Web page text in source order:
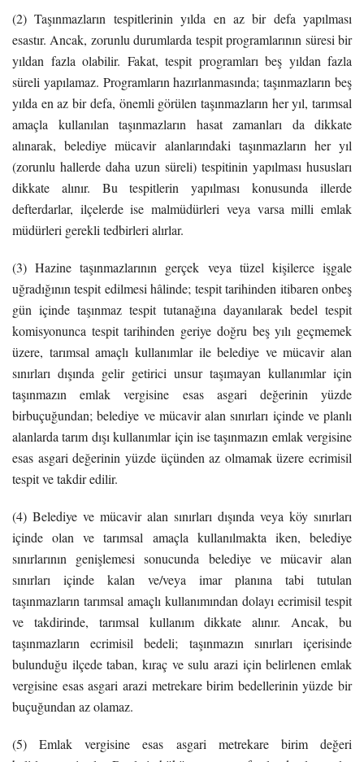
(2) Taşınmazların tespitlerinin yılda en az bir defa yapılması
esastır. Ancak, zorunlu durumlarda tespit programlarının süresi bir
yıldan fazla olabilir. Fakat, tespit programları beş yıldan fazla
süreli yapılamaz. Programların hazırlanmasında; taşınmazların beş
yılda en az bir defa, önemli görülen taşınmazların her yıl, tarımsal
amaçla kullanılan taşınmazların hasat zamanları da dikkate
alınarak, belediye mücavir alanlarındaki taşınmazların her yıl
(zorunlu hallerde daha uzun süreli) tespitinin yapılması hususları
dikkate alınır. Bu tespitlerin yapılması konusunda illerde
defterdarlar, ilçelerde ise malmüdürleri veya varsa milli emlak
müdürleri gerekli tedbirleri alırlar.
(3) Hazine taşınmazlarının gerçek veya tüzel kişilerce işgale
uğradığının tespit edilmesi hâlinde; tespit tarihinden itibaren onbeş
gün içinde taşınmaz tespit tutanağına dayanılarak bedel tespit
komisyonunca tespit tarihinden geriye doğru beş yılı geçmemek
üzere, tarımsal amaçlı kullanımlar ile belediye ve mücavir alan
sınırları dışında gelir getirici unsur taşımayan kullanımlar için
taşınmazın emlak vergisine esas asgari değerinin yüzde
birbuçuğundan; belediye ve mücavir alan sınırları içinde ve planlı
alanlarda tarım dışı kullanımlar için ise taşınmazın emlak vergisine
esas asgari değerinin yüzde üçünden az olmamak üzere ecrimisil
tespit ve takdir edilir.
(4) Belediye ve mücavir alan sınırları dışında veya köy sınırları
içinde olan ve tarımsal amaçla kullanılmakta iken, belediye
sınırlarının genişlemesi sonucunda belediye ve mücavir alan
sınırları içinde kalan ve/veya imar planına tabi tutulan
taşınmazların tarımsal amaçlı kullanımından dolayı ecrimisil tespit
ve takdirinde, tarımsal kullanım dikkate alınır. Ancak, bu
taşınmazların ecrimisil bedeli; taşınmazın sınırları içerisinde
bulunduğu ilçede taban, kıraç ve sulu arazi için belirlenen emlak
vergisine esas asgari arazi metrekare birim bedellerinin yüzde bir
buçuğundan az olamaz.
(5) Emlak vergisine esas asgari metrekare birim değeri